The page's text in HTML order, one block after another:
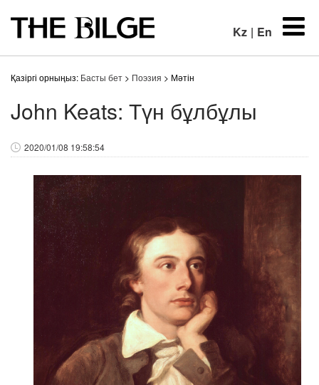
Kz | En
Қазіргі орныңыз: Басты бет > Поэзия > Мәтін
John Keats: Түн бұлбұлы
2020/01/08 19:58:54